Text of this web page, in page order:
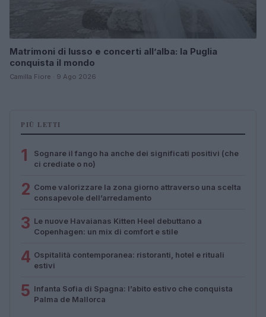
Matrimoni di lusso e concerti all’alba: la Puglia
conquista il mondo
Camilla Fiore · 9 Ago 2026
PIÙ LETTI
1
Sognare il fango ha anche dei significati positivi (che
ci crediate o no)
2 Come valorizzare la zona giorno attraverso una scelta
consapevole dell’arredamento
3 Le nuove Havaianas Kitten Heel debuttano a
Copenhagen: un mix di comfort e stile
4 Ospitalità contemporanea: ristoranti, hotel e rituali
estivi
5 Infanta Sofia di Spagna: l’abito estivo che conquista
Palma de Mallorca